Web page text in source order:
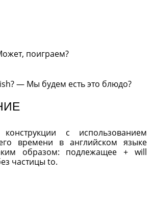
поиграем?
— Мы будем есть это блюдо?
конструкции с использованием
времени в английском языке
образом: подлежащее + will
частицы to.